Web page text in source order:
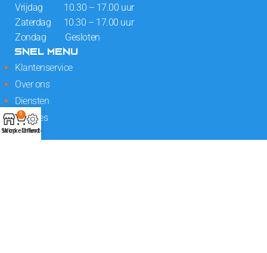
Vrijdag 10.30 – 17.00 uur
Zaterdag 10.30 – 17.00 uur
Zondag Gesloten
SNEL MENU
Klantenservice
Over ons
Diensten
Locaties
Shop
0
Winkelmand
Offerte